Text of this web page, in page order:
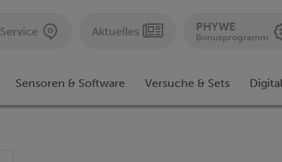
Service Aktuelles PHYWE
Bonusprogramm
Sensoren & Software Versuche & Sets